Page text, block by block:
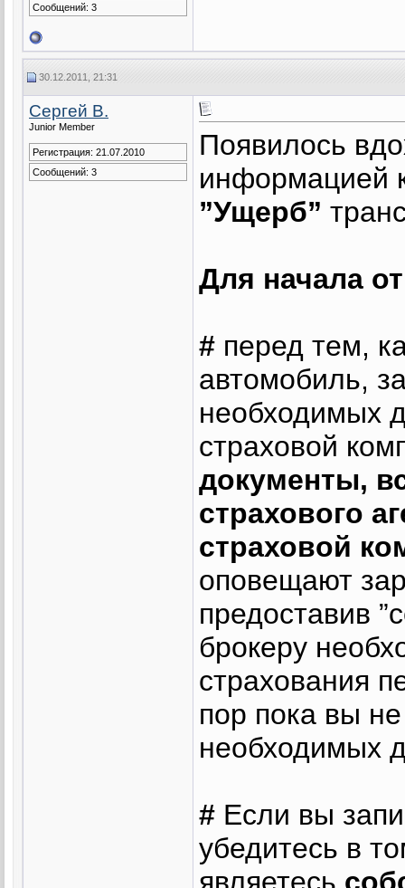
Сообщений: 3
30.12.2011, 21:31
Сергей В.
Junior Member
Регистрация: 21.07.2010
Сообщений: 3
Появилось
информацией
”Ущерб”
Для начала
# перед тем,
автомобиль,
необходимых
страховой
документы,
страхового
страховой
оповещают
предоставив
брокеру
страхования
пор пока вы
необходимых
# Если вы
убедитесь в